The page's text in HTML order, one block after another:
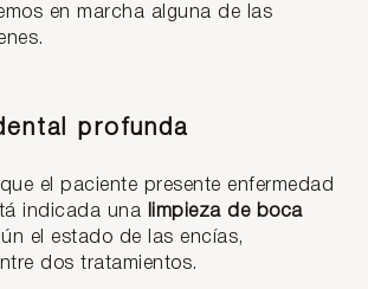
en marcha alguna de las
profunda
el paciente presente enfermedad
indicada una limpieza de boca
el estado de las encías,
dos tratamientos.